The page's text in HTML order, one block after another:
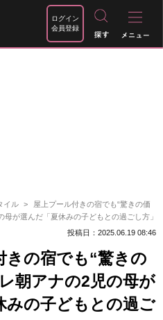
ログイン
会員登録
イル
屋上プール付きの宿でも“驚きの価
母が選んだ「夏休みの子どもとの過ごし方」
投稿日：2025.06.19 08:46
きの宿でも“驚きの
朝アナの2児の母が
みの子どもとの過ご